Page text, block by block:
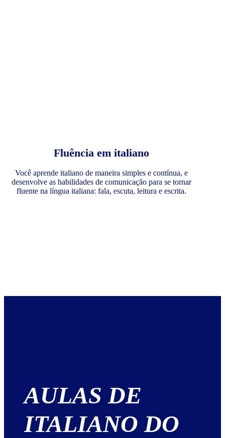
Fluência em italiano
Você aprende italiano de maneira simples e contínua, e
desenvolve as habilidades de comunicação para se tornar
fluente na língua italiana: fala, escuta, leitura e escrita.
AULAS DE
ITALIANO DO